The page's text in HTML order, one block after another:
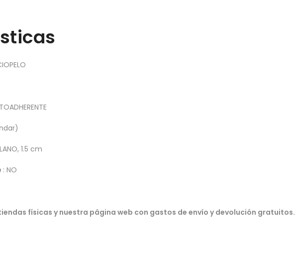
1.5 cm
: NO
físicas y nuestra página web con gastos de envío y devolución gratuitos.